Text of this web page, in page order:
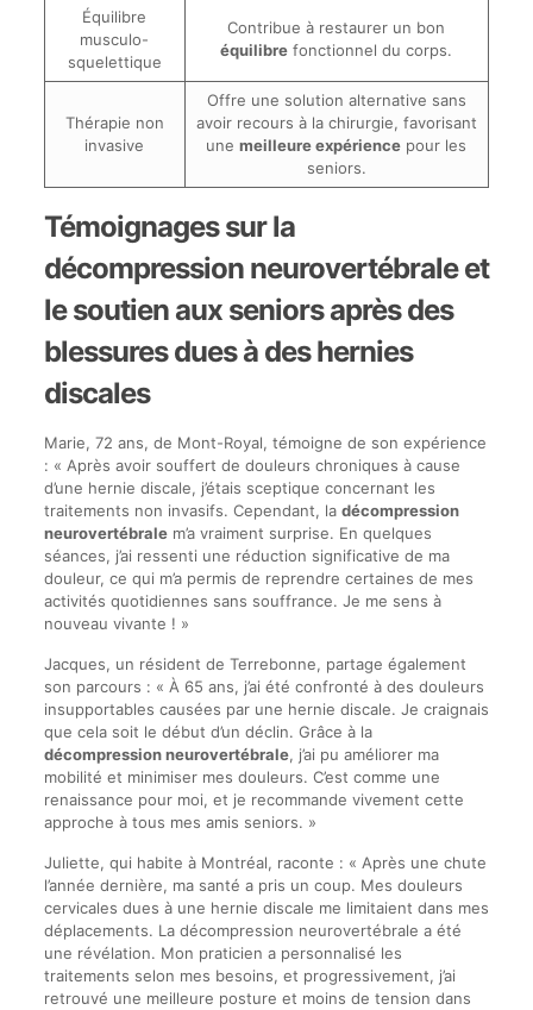
Équilibre
musculo-
squelettique
Contribue à restaurer un bon
équilibre fonctionnel du corps.
Thérapie non
invasive
Offre une solution alternative sans
avoir recours à la chirurgie, favorisant
unemeilleure expérience pour les
seniors.
Témoignages sur la
décompression neurovertébrale et
le soutien aux seniors après des
blessures dues à des hernies
discales
Marie, 72 ans, de Mont-Royal, témoigne de son expérience
: « Après avoir souffert de douleurs chroniques à cause
d’une hernie discale, j’étais sceptique concernant les
traitements non invasifs. Cependant, la décompression
neurovertébralem’a vraiment surprise. En quelques
séances, j’ai ressenti une réduction significative de ma
douleur, ce qui m’a permis de reprendre certaines de mes
activités quotidiennes sans souffrance. Je me sens à
nouveau vivante ! »
Jacques, un résident de Terrebonne, partage également
son parcours : « À 65 ans, j’ai été confronté à des douleurs
insupportables causées par une hernie discale. Je craignais
que cela soit le début d’un déclin. Grâce à la
décompression neurovertébrale, j’ai pu améliorer ma
mobilité et minimiser mes douleurs. C’est comme une
renaissance pour moi, et je recommande vivement cette
approche à tous mes amis seniors. »
Juliette, qui habite à Montréal, raconte : « Après une chute
l’année dernière, ma santé a pris un coup. Mes douleurs
cervicales dues à une hernie discale me limitaient dans mes
déplacements. La décompression neurovertébrale a été
une révélation. Mon praticien a personnalisé les
traitements selon mes besoins, et progressivement, j’ai
retrouvé une meilleure posture et moins de tension dans